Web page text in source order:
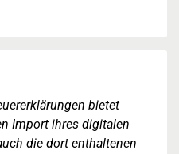
bietet
Import ihres digitalen
die dort enthaltenen